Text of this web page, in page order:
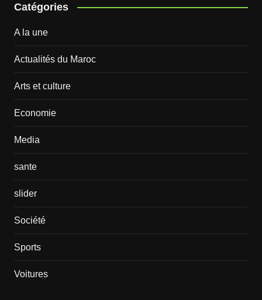
Catégories
A la une
Actualités du Maroc
Arts et culture
Economie
Media
sante
slider
Société
Sports
Voitures